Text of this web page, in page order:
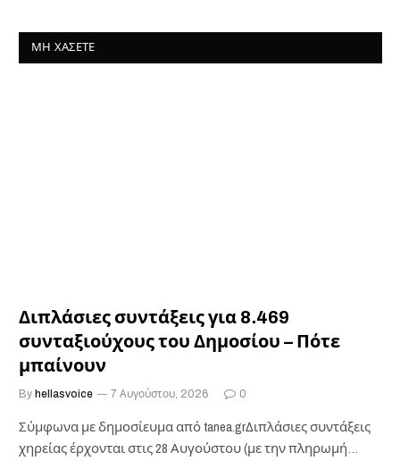
ΜΗ ΧΆΣΕΤΕ
Διπλάσιες συντάξεις για 8.469
συνταξιούχους του Δημοσίου – Πότε
μπαίνουν
By hellasvoice 7 Αυγούστου, 2026 0
Σύμφωνα με δημοσίευμα από tanea.grΔιπλάσιες συντάξεις
χηρείας έρχονται στις 28 Αυγούστου (με την πληρωμή